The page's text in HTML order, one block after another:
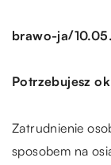
brawo-ja/
Potrzebujesz
Zatrudnienie
sposobem na